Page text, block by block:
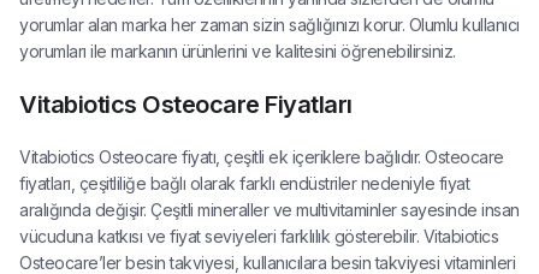
yorumlar alan marka her zaman sizin sağlığınızı korur. Olumlu kullanıcı
yorumları ile markanın ürünlerini ve kalitesini öğrenebilirsiniz.
Vitabiotics Osteocare Fiyatları
Vitabiotics Osteocare fiyatı, çeşitli ek içeriklere bağlıdır. Osteocare
fiyatları, çeşitliliğe bağlı olarak farklı endüstriler nedeniyle fiyat
aralığında değişir. Çeşitli mineraller ve multivitaminler sayesinde insan
vücuduna katkısı ve fiyat seviyeleri farklılık gösterebilir. Vitabiotics
Osteocare’ler besin takviyesi, kullanıcılara besin takviyesi vitaminleri